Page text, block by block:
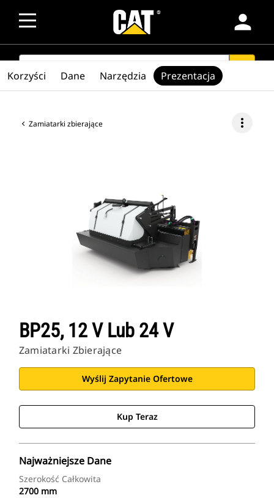
person
SEARCH
Zamiatarki zbierające more_vert
BP25, 12 V Lub 24 V
Zamiatarki Zbierające
Wyślij Zapytanie Ofertowe
Kup Teraz
Najważniejsze Dane
Szerokość Całkowita
2700 mm
Korzyści Dane Narzędzia Prezentacja